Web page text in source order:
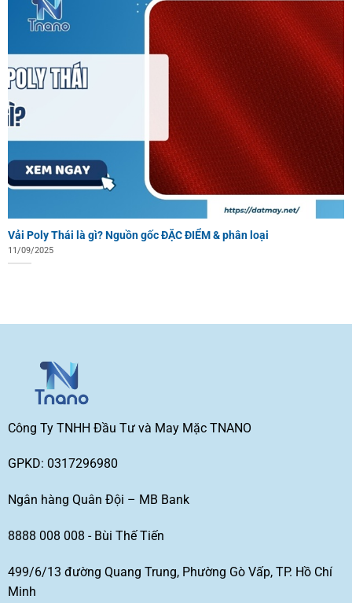
Vải Poly Thái là gì? Nguồn gốc ĐẶC ĐIỂM & phân loại
11/09/2025
Công Ty TNHH Đầu Tư và May Mặc TNANO
GPKD: 0317296980
Ngân hàng Quân Đội – MB Bank
8888 008 008 - Bùi Thế Tiến
499/6/13 đường Quang Trung, Phường Gò Vấp, TP. Hồ Chí
Minh